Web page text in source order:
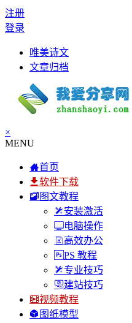
注册
登录
唯美诗文
文章归档
×
MENU
首页
软件下载
图文教程
安装激活
电脑操作
高效办公
PS 教程
专业技巧
建站技巧
视频教程
图纸模型